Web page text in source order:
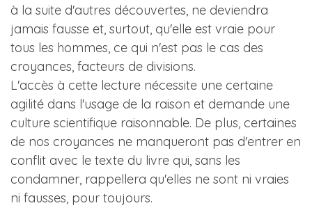
à la suite d'autres découvertes, ne deviendra
jamais fausse et, surtout, qu'elle est vraie pour
tous les hommes, ce qui n'est pas le cas des
croyances, facteurs de divisions.
L'accès à cette lecture nécessite une certaine
agilité dans l'usage de la raison et demande une
culture scientifique raisonnable. De plus, certaines
de nos croyances ne manqueront pas d'entrer en
conflit avec le texte du livre qui, sans les
condamner, rappellera qu'elles ne sont ni vraies
ni fausses, pour toujours.